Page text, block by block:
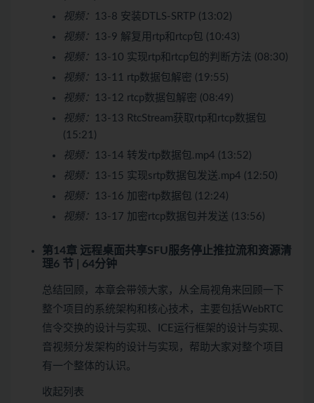
视频：
13-8 安装DTLS-SRTP (13:02)
视频：
13-9 解复用rtp和rtcp包 (10:43)
视频：
13-10 实现rtp和rtcp包的判断方法 (08:30)
视频：
13-11 rtp数据包解密 (19:55)
视频：
13-12 rtcp数据包解密 (08:49)
视频：
13-13 RtcStream获取rtp和rtcp数据包
(15:21)
视频：
13-14 转发rtp数据包.mp4 (13:52)
视频：
13-15 实现srtp数据包发送.mp4 (12:50)
视频：
13-16 加密rtp数据包 (12:24)
视频：
13-17 加密rtcp数据包并发送 (13:56)
第14章 远程桌面共享SFU服务停止推拉流和资源清
理6 节 | 64分钟
总结回顾，本章会带领大家，从全局视角来回顾一下
整个项目的系统架构和核心技术，主要包括WebRTC
信令交换的设计与实现、ICE运行框架的设计与实现、
音视频分发架构的设计与实现，帮助大家对整个项目
有一个整体的认识。
收起列表